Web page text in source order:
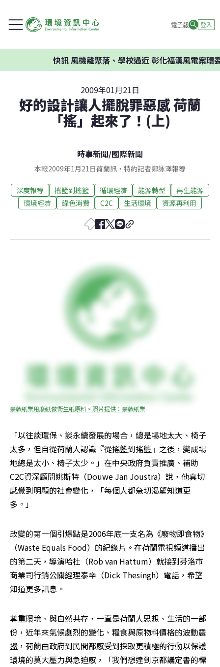
電子報 登入
風機離聚落、學校過近 彰化福漢風電案環委建議不
2009年01月21日
好的設計讓人擺脫罪惡感 荷蘭
「搖」起來了！(上)
時事新聞/國際新聞
本報2009年1月21日荷蘭訊，特約記者鄭詠澤報導
深度報導 搖籃到搖籃 循環經濟 能源轉型
再生能源
環境經濟
綠色消費 C2C 生活環境 資源再利用
豪敦紙業用廢紙做衛生紙原料。照片提供：豪敦紙業
「以往談環保、談永續發展的場合，總是場地太大、椅子
太多，但自從荷蘭人認識『從搖籃到搖籃』之後，變成場
地總是太小、椅子太少。」在中央政府負責推廣、補助
C2C資深顧問姚斯特（Douwe Jan Joustra）說，他真切
感覺到明顯的社會變化，「每個人都急切渴望知道更
多。」
改變的第一個引爆點是2006年底一支名為《廢物即食物》
（Waste Equals Food）的紀錄片。在荷蘭電視頻道播出
的第二天，導演哈杜（Rob van Hattum）就接到芬洛市
商業司行銷公關經理泰辛（Dick Thesingh）電話，希望
知道更多訊息。
尊重環境、與自然共存，一直是荷蘭人思想、生活的一部
份，近年來氣候劇烈的變化、糧食與原物料價格的波動震
盪，荷蘭由政府到民間都感受到採取更積極的行動以保護
環境的莫大壓力與急迫感，「我們想達到京都議定書的標